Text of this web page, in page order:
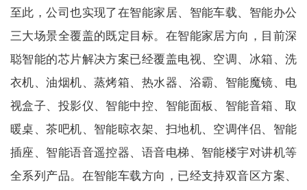
至此，公司也实现了在智能家居、智能车载、智能办公
三大场景全覆盖的既定目标。在智能家居方向，目前深
聪智能的芯片解决方案已经覆盖电视、空调、冰箱、洗
衣机、油烟机、蒸烤箱、热水器、浴霸、智能魔镜、电
视盒子、投影仪、智能中控、智能面板、智能音箱、取
暖桌、茶吧机、智能晾衣架、扫地机、空调伴侣、智能
插座、智能语音遥控器、语音电梯、智能楼宇对讲机等
全系列产品。在智能车载方向，已经支持双音区方案、